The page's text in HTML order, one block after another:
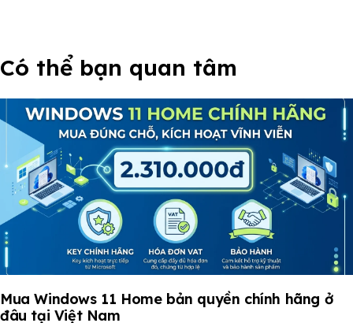
Có thể bạn quan tâm
Mua Windows 11 Home bản quyền chính hãng ở
đâu tại Việt Nam